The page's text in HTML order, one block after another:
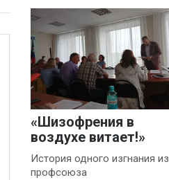
«Шизофрения в
воздухе витает!»
История одного изгнания из
профсоюза